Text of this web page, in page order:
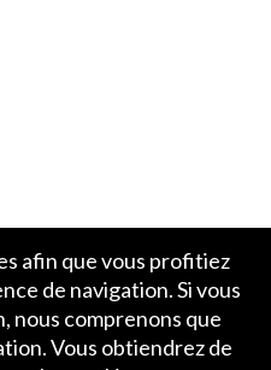
afin que vous profitiez
de navigation. Si vous
nous comprenons que
Vous obtiendrez de